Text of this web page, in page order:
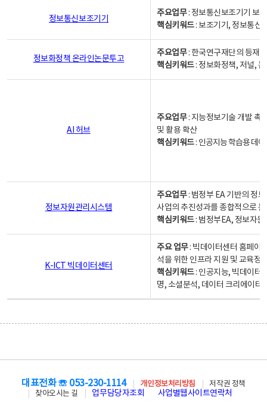
정보통신보조기기
주요업무: 정보통신보조기기 보
핵심키워드: 보조기기, 정보통신
정보화정책 온라인논문투고
주요업무: 한국연구재단의 등재
핵심키워드: 정보화정책, 저널,
AI 허브
주요업무: 지능정보기술 개발 촉
및 활용 확산
핵심키워드: 인공지능 학습용 데
정보자원관리시스템
주요업무: 범정부 EA 기반의 정
사업의 추진성과를 종합적으로
핵심키워드: 범정부EA, 정보자
K-ICT 빅데이터센터
주요 업무: 빅데이터센터 홈페이
석을 위한 인프라 지원 및 교육정
핵심키워드: 인공지능, 빅데이터,
명, 소셜분석, 데이터 크리에이터
대표전화 ☏ 053-230-1114 개인정보처리방침
저작권 정책
찾아오시는 길
업무담당자조회 사업별웹사이트연락처